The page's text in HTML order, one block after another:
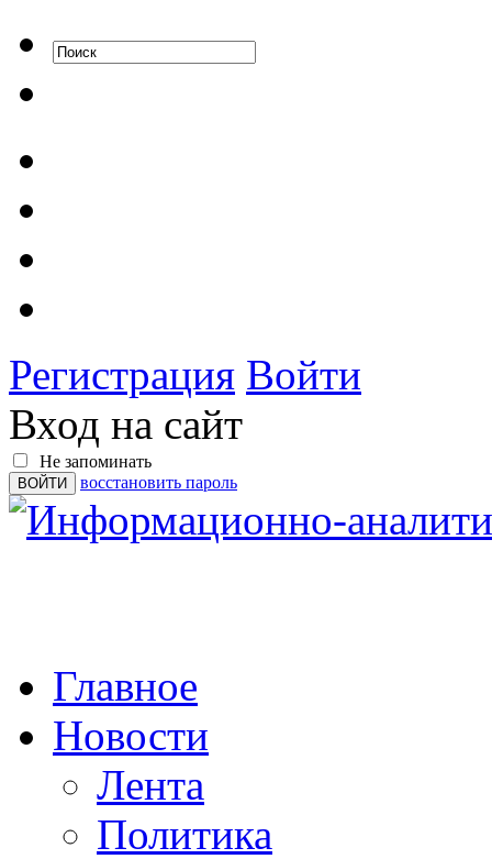
Регистрация Войти
Вход на сайт
Не запоминать
восстановить пароль
Главное
Новости
Лента
Политика